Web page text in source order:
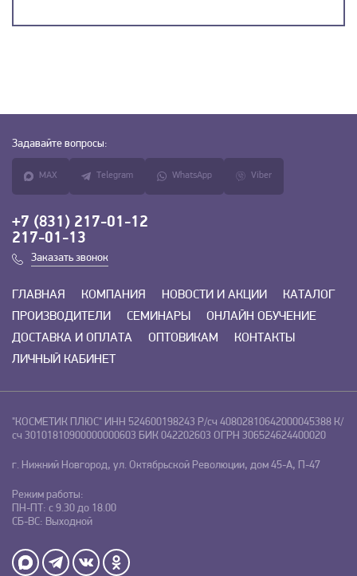
Задавайте вопросы:
MAX Telegram WhatsApp Viber
+7 (831) 217-01-12
217-01-13
Заказать звонок
ГЛАВНАЯ КОМПАНИЯ НОВОСТИ И АКЦИИ
КАТАЛОГ
ПРОИЗВОДИТЕЛИ
СЕМИНАРЫ
ОНЛАЙН ОБУЧЕНИЕ
ДОСТАВКА И ОПЛАТА
ОПТОВИКАМ
КОНТАКТЫ
ЛИЧНЫЙ КАБИНЕТ
"КОСМЕТИК ПЛЮС" ИНН 524600198243 Р/сч 40802810642000045388 К/
сч 30101810900000000603 БИК 042202603 ОГРН 306524624400020
г. Нижний Новгород, ул. Октябрьской Революции, дом 45-А, П-47
Режим работы:
ПН-ПТ: с 9.30 до 18.00
СБ-ВС: Выходной